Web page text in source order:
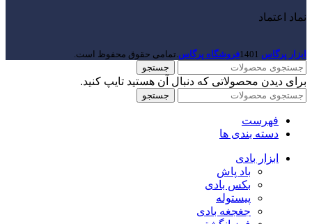
نماد اعتماد
ابزار پرگاس 1401فروشگاه پرگاس.تمامی حقوق محفوظ است.
جستجو
برای دیدن محصولاتی که دنبال آن هستید تایپ کنید.
جستجو
فهرست
دسته بندی ها
ابزار بادی
باد پاش
بکس بادی
پیستوله
جغجغه بادی